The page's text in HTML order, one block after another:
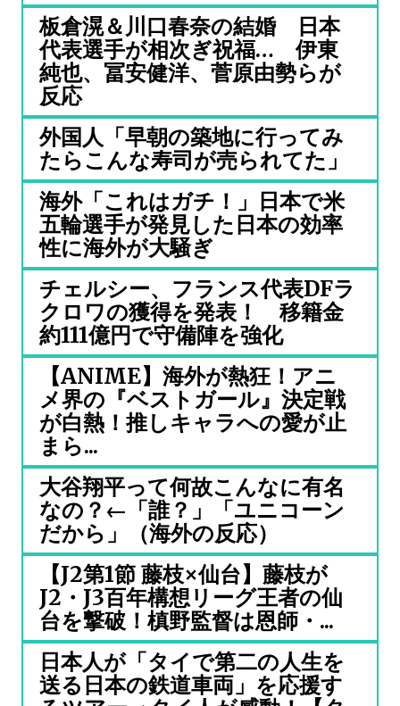
板倉滉＆川口春奈の結婚 日本
代表選手が相次ぎ祝福… 伊東
純也、冨安健洋、菅原由勢らが
反応
外国人「早朝の築地に行ってみ
たらこんな寿司が売られてた」
海外「これはガチ！」日本で米
五輪選手が発見した日本の効率
性に海外が大騒ぎ
チェルシー、フランス代表DFラ
クロワの獲得を発表！ 移籍金
約111億円で守備陣を強化
【ANIME】海外が熱狂！アニ
メ界の『ベストガール』決定戦
が白熱！推しキャラへの愛が止
まら...
大谷翔平って何故こんなに有名
なの？←「誰？」「ユニコーン
だから」（海外の反応）
【J2第1節 藤枝×仙台】藤枝が
J2・J3百年構想リーグ王者の仙
台を撃破！槙野監督は恩師・...
日本人が「タイで第二の人生を
送る日本の鉄道車両」を応援す